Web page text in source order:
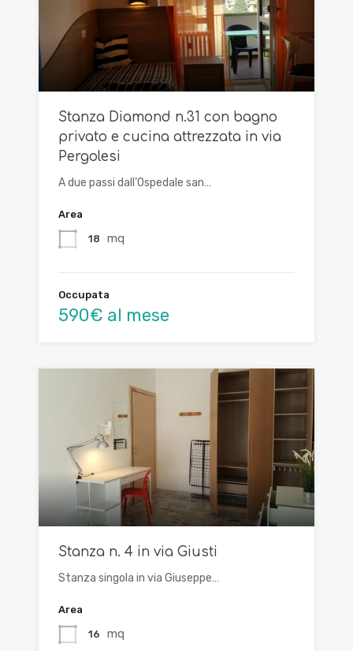
Stanza Diamond n.31 con bagno
privato e cucina attrezzata in via
Pergolesi
A due passi dall’Ospedale san…
Area
18 mq
Occupata
590€ al mese
Stanza n. 4 in via Giusti
Stanza singola in via Giuseppe…
Area
16 mq